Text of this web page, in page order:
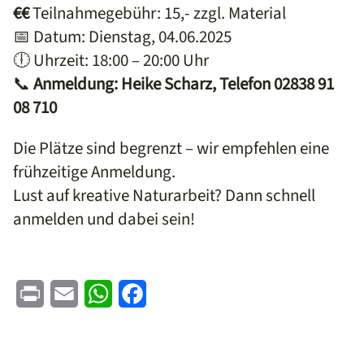
€€Teilnahmegebühr: 15,- zzgl. Material
📅 Datum: Dienstag, 04.06.2025
🕕 Uhrzeit: 18:00 – 20:00 Uhr
📞 Anmeldung: Heike Scharz, Telefon 02838 91
08 710
Die Plätze sind begrenzt – wir empfehlen eine
frühzeitige Anmeldung.
Lust auf kreative Naturarbeit? Dann schnell
anmelden und dabei sein!
Print Email WhatsApp